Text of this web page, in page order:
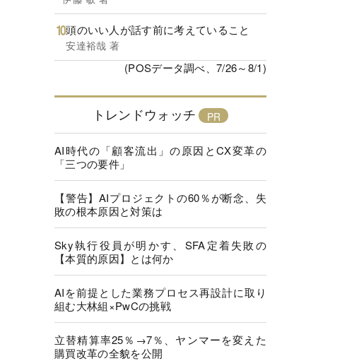
頭のいい人が話す前に考えていること
安達裕哉 著
(POSデータ調べ、7/26～8/1)
トレンドウォッチ
AI時代の「顧客流出」の原因とCX変革の
「三つの要件」
【警告】AIプロジェクトの60％が断念、失
敗の根本原因と対策は
Sky執行役員が明かす、SFA定着失敗の
【本質的原因】とは何か
AIを前提とした業務プロセス再設計に取り
組む大林組×PwCの挑戦
立替精算率25％→7％、ヤンマーを変えた
購買改革の全貌を公開